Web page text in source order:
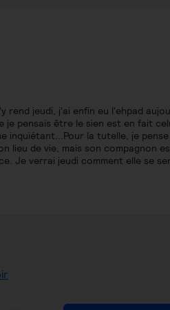
rend jeudi, j'ai enfin eu l'ehpad
je pensais être le sien est en fait
inquiétant...Pour la tutelle, je
lieu de vie, mais son compagnon
Je verrai jeudi comment elle se